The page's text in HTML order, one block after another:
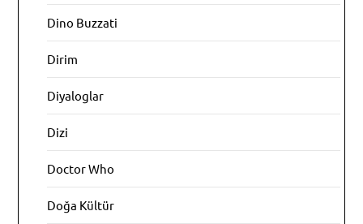
Dino Buzzati
Dirim
Diyaloglar
Dizi
Doctor Who
Doğa Kültür